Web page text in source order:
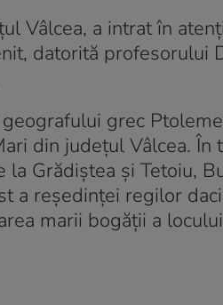
Vâlcea, a intrat în
datorită profesorului
grec
din județul Vâlcea.
Grădiștea și Tetoiu,
a reședinței regilor
marii bogății a